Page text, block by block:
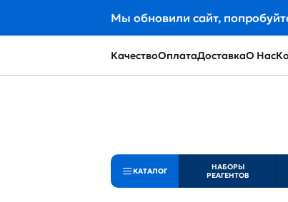
Мы обновили сайт,
КачествоОплатаДоставкаО Нас
КАТАЛОГ
НАБОРЫ
РЕАГЕНТОВ